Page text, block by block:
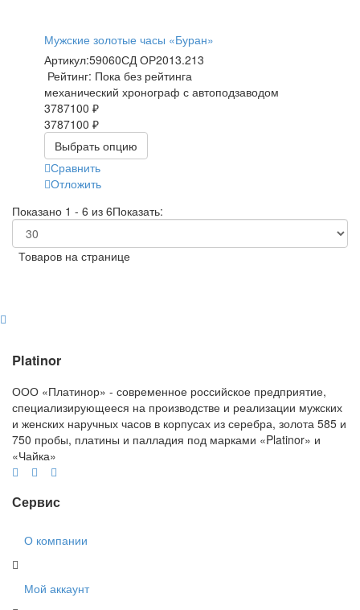
Мужские золотые часы «Буран»
Артикул:59060СД ОР2013.213
Рейтинг: Пока без рейтинга
механический хронограф с автоподзаводом
3787100 ₽
3787100 ₽
Выбрать опцию
Сравнить
Отложить
Показано 1 - 6 из 6Показать:
Товаров на странице
Platinor
ООО «Платинор» - современное российское предприятие,
специализирующееся на производстве и реализации мужских
и женских наручных часов в корпусах из серебра, золота 585 и
750 пробы, платины и палладия под марками «Platinor» и
«Чайка»
Сервис
О компании
Мой аккаунт